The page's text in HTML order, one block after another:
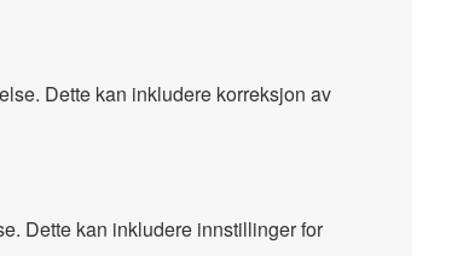
Dette kan inkludere korreksjon av
Dette kan inkludere innstillinger for